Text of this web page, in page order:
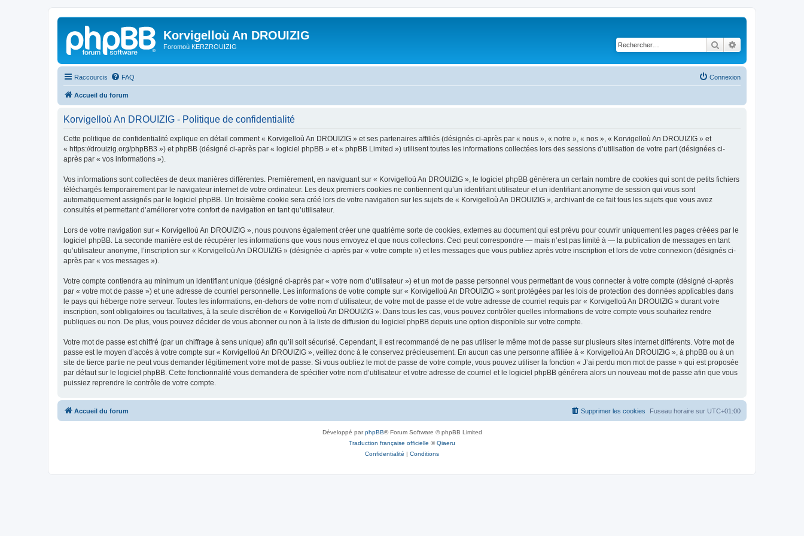
Korvigelloù An DROUIZIG
Foromoù KERZROUIZIG Rechercher
Raccourcis FAQ Connexion
Accueil du forum
Korvigelloù An DROUIZIG - Politique de confidentialité
Cette politique de confidentialité explique en détail comment « Korvigelloù An DROUIZIG » et ses partenaires affiliés (désignés ci-après par « nous », « notre », « nos », « Korvigelloù An DROUIZIG » et
« https://drouizig.org/phpBB3 ») et phpBB (désigné ci-après par « logiciel phpBB » et « phpBB Limited ») utilisent toutes les informations collectées lors des sessions d’utilisation de votre part (désignées ci-
après par « vos informations »).
Vos informations sont collectées de deux manières différentes. Premièrement, en naviguant sur « Korvigelloù An DROUIZIG », le logiciel phpBB génèrera un certain nombre de cookies qui sont de petits fichiers
téléchargés temporairement par le navigateur internet de votre ordinateur. Les deux premiers cookies ne contiennent qu’un identifiant utilisateur et un identifiant anonyme de session qui vous sont
automatiquement assignés par le logiciel phpBB. Un troisième cookie sera créé lors de votre navigation sur les sujets de « Korvigelloù An DROUIZIG », archivant de ce fait tous les sujets que vous avez
consultés et permettant d’améliorer votre confort de navigation en tant qu’utilisateur.
Lors de votre navigation sur « Korvigelloù An DROUIZIG », nous pouvons également créer une quatrième sorte de cookies, externes au document qui est prévu pour couvrir uniquement les pages créées par le
logiciel phpBB. La seconde manière est de récupérer les informations que vous nous envoyez et que nous collectons. Ceci peut correspondre — mais n’est pas limité à — la publication de messages en tant
qu’utilisateur anonyme, l’inscription sur « Korvigelloù An DROUIZIG » (désignée ci-après par « votre compte ») et les messages que vous publiez après votre inscription et lors de votre connexion (désignés ci-
après par « vos messages »).
Votre compte contiendra au minimum un identifiant unique (désigné ci-après par « votre nom d’utilisateur ») et un mot de passe personnel vous permettant de vous connecter à votre compte (désigné ci-après
par « votre mot de passe ») et une adresse de courriel personnelle. Les informations de votre compte sur « Korvigelloù An DROUIZIG » sont protégées par les lois de protection des données applicables dans
le pays qui héberge notre serveur. Toutes les informations, en-dehors de votre nom d’utilisateur, de votre mot de passe et de votre adresse de courriel requis par « Korvigelloù An DROUIZIG » durant votre
inscription, sont obligatoires ou facultatives, à la seule discrétion de « Korvigelloù An DROUIZIG ». Dans tous les cas, vous pouvez contrôler quelles informations de votre compte vous souhaitez rendre
publiques ou non. De plus, vous pouvez décider de vous abonner ou non à la liste de diffusion du logiciel phpBB depuis une option disponible sur votre compte.
Votre mot de passe est chiffré (par un chiffrage à sens unique) afin qu’il soit sécurisé. Cependant, il est recommandé de ne pas utiliser le même mot de passe sur plusieurs sites internet différents. Votre mot de
passe est le moyen d’accès à votre compte sur « Korvigelloù An DROUIZIG », veillez donc à le conservez précieusement. En aucun cas une personne affiliée à « Korvigelloù An DROUIZIG », à phpBB ou à un
site de tierce partie ne peut vous demander légitimement votre mot de passe. Si vous oubliez le mot de passe de votre compte, vous pouvez utiliser la fonction « J’ai perdu mon mot de passe » qui est proposée
par défaut sur le logiciel phpBB. Cette fonctionnalité vous demandera de spécifier votre nom d’utilisateur et votre adresse de courriel et le logiciel phpBB générera alors un nouveau mot de passe afin que vous
puissiez reprendre le contrôle de votre compte.
Accueil du forum Fuseau horaire sur UTC+01:00
Supprimer les cookies
Développé parphpBB® Forum Software © phpBB Limited
Traduction française officielle ©Qiaeru
Confidentialité | Conditions